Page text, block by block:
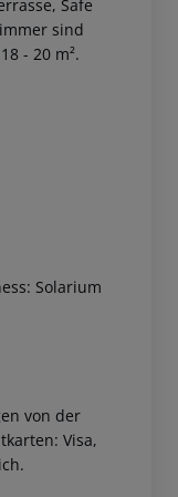
Safe
sind
- 20 m².
Solarium
von der
Visa,